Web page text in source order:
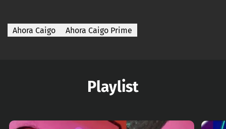
Ahora Caigo Ahora Caigo Prime
Playlist